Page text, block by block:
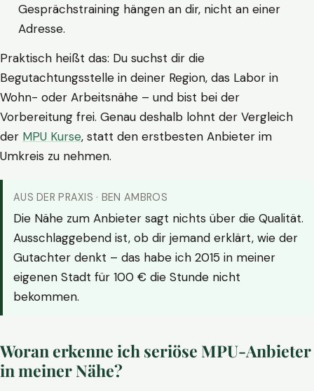
Gesprächstraining hängen an dir, nicht an einer
Adresse.
Praktisch heißt das: Du suchst dir die
Begutachtungsstelle in deiner Region, das Labor in
Wohn- oder Arbeitsnähe – und bist bei der
Vorbereitung frei. Genau deshalb lohnt der Vergleich
der MPU Kurse, statt den erstbesten Anbieter im
Umkreis zu nehmen.
AUS DER PRAXIS · BEN AMBROS
Die Nähe zum Anbieter sagt nichts über die Qualität.
Ausschlaggebend ist, ob dir jemand erklärt, wie der
Gutachter denkt – das habe ich 2015 in meiner
eigenen Stadt für 100 € die Stunde nicht
bekommen.
Woran erkenne ich seriöse MPU-Anbieter
in meiner Nähe?